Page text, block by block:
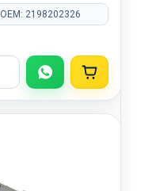
OEM: 2198202326